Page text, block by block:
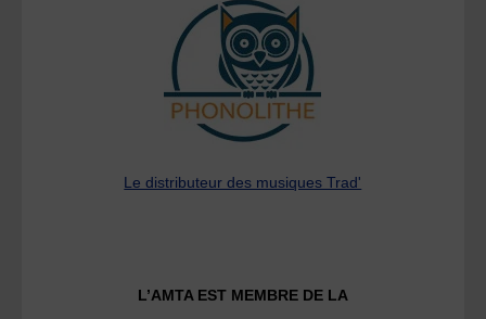
Le distributeur des musiques Trad'
L’AMTA EST MEMBRE DE LA